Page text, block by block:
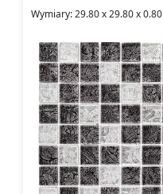
Wymiary: 29.80 x 29.80 x 0.80